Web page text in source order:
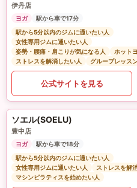
伊丹店
ヨガ
駅から車で17分
駅から5分以内のジムに通いたい人
女性専用ジムに通いたい人
姿勢・腰痛・肩こりが気になる人
ホット
ストレスを解消したい人
グループレッス
公式サイトを見る
ソエル(SOELU)
豊中店
ヨガ
駅から車で18分
駅から5分以内のジムに通いたい人
女性専用ジムに通いたい人
ストレスを解
マシンピラティスを始めたい人